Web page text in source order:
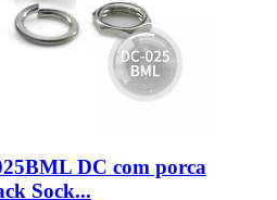
DC com porca
Sock...